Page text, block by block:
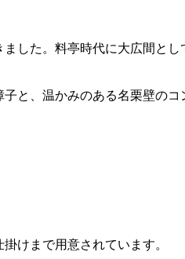
した。料亭時代に大広間とし
と、温かみのある名栗壁のコ
けまで用意されています。